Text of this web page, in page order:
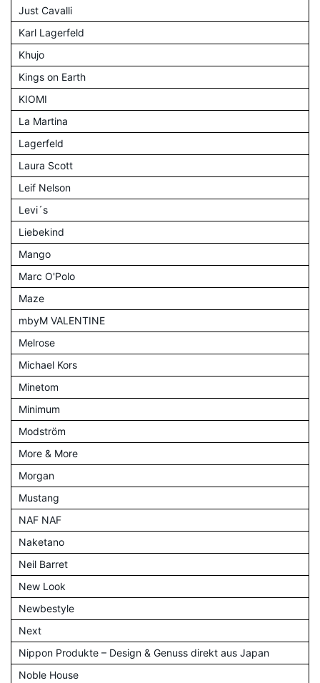
Just Cavalli
Karl Lagerfeld
Khujo
Kings on Earth
KIOMI
La Martina
Lagerfeld
Laura Scott
Leif Nelson
Levi´s
Liebekind
Mango
Marc O'Polo
Maze
mbyM VALENTINE
Melrose
Michael Kors
Minetom
Minimum
Modström
More & More
Morgan
Mustang
NAF NAF
Naketano
Neil Barret
New Look
Newbestyle
Next
Nippon Produkte – Design & Genuss direkt aus Japan
Noble House